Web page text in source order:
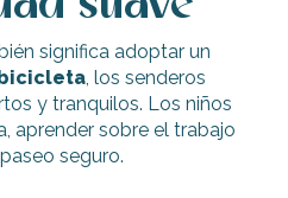
significa adoptar un
, los senderos
y tranquilos. Los niños
aprender sobre el trabajo
seguro.